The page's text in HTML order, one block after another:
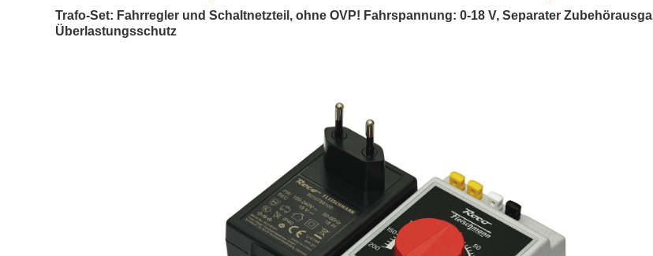
Trafo-Set: Fahrregler und Schaltnetzteil, ohne OVP! Fahrspannung: 0-18 V, Separater
Überlastungsschutz